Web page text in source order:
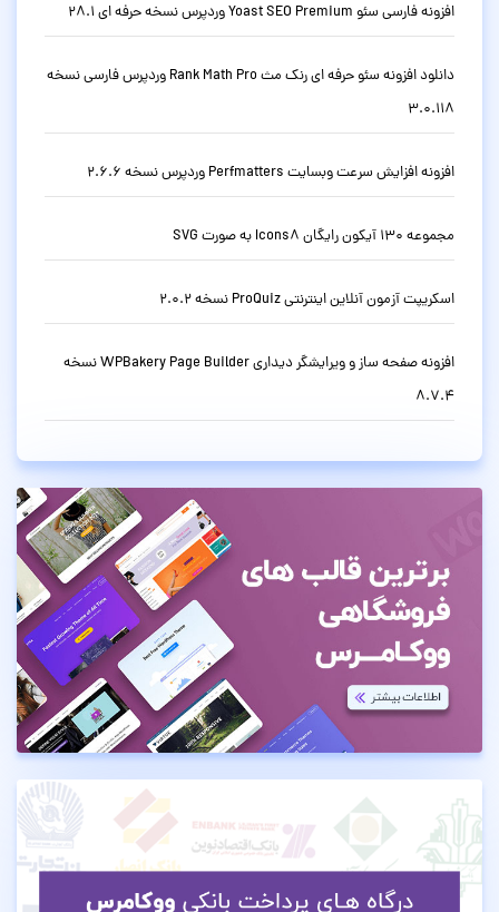
افزونه فارسی سئو Yoast SEO Premium وردپرس نسخه حرفه ای 28.1
دانلود افزونه سئو حرفه ای رنک مث Rank Math Pro وردپرس فارسی نسخه
3.0.118
افزونه افزایش سرعت وبسایت Perfmatters وردپرس نسخه 2.6.6
مجموعه 130 آیکون رایگان Icons8 به صورت SVG
اسکریپت آزمون آنلاین اینترنتی ProQuiz نسخه 2.0.2
افزونه صفحه ساز و ویرایشگر دیداری WPBakery Page Builder نسخه
8.7.4